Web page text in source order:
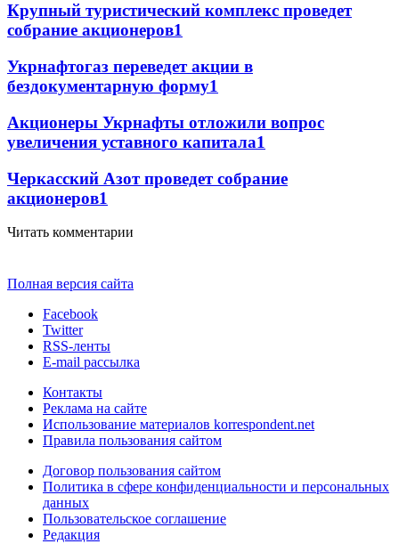
Крупный туристический комплекс проведет
собрание акционеров1
Укрнафтогаз переведет акции в
бездокументарную форму1
Акционеры Укрнафты отложили вопрос
увеличения уставного капитала1
Черкасский Азот проведет собрание
акционеров1
Читать комментарии
Полная версия сайта
Facebook
Twitter
RSS-ленты
E-mail рассылка
Контакты
Реклама на сайте
Использование материалов korrespondent.net
Правила пользования сайтом
Договор пользования сайтом
Политика в сфере конфиденциальности и персональных
данных
Пользовательское соглашение
Редакция